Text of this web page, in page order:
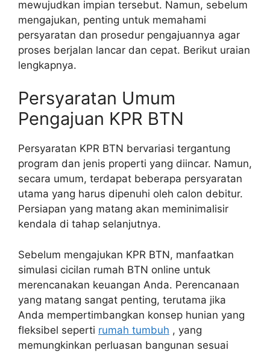
mewujudkan impian tersebut. Namun, sebelum
mengajukan, penting untuk memahami
persyaratan dan prosedur pengajuannya agar
proses berjalan lancar dan cepat. Berikut uraian
lengkapnya.
Persyaratan Umum
Pengajuan KPR BTN
Persyaratan KPR BTN bervariasi tergantung
program dan jenis properti yang diincar. Namun,
secara umum, terdapat beberapa persyaratan
utama yang harus dipenuhi oleh calon debitur.
Persiapan yang matang akan meminimalisir
kendala di tahap selanjutnya.
Sebelum mengajukan KPR BTN, manfaatkan
simulasi cicilan rumah BTN online untuk
merencanakan keuangan Anda. Perencanaan
yang matang sangat penting, terutama jika
Anda mempertimbangkan konsep hunian yang
fleksibel seperti rumah tumbuh , yang
memungkinkan perluasan bangunan sesuai